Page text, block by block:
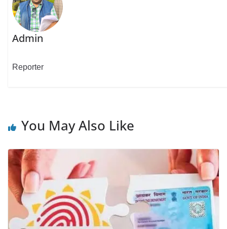
Admin
Reporter
You May Also Like